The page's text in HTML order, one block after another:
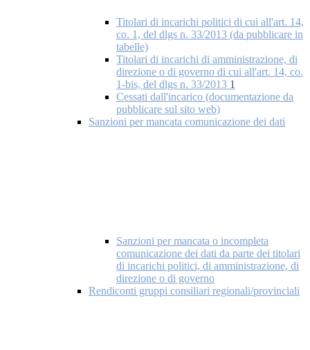
Titolari di incarichi politici di cui all'art. 14,
co. 1, del dlgs n. 33/2013 (da pubblicare in
tabelle)
Titolari di incarichi di amministrazione, di
direzione o di governo di cui all'art. 14, co.
1-bis, del dlgs n. 33/2013 1
Cessati dall'incarico (documentazione da
pubblicare sul sito web)
Sanzioni per mancata comunicazione dei dati
Sanzioni per mancata o incompleta
comunicazione dei dati da parte dei titolari
di incarichi politici, di amministrazione, di
direzione o di governo
Rendiconti gruppi consiliari regionali/provinciali